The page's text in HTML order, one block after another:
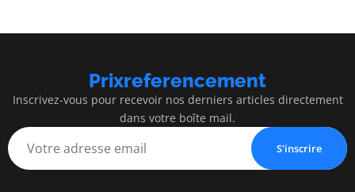
Prixreferencement
Inscrivez-vous pour recevoir nos derniers articles directement
dans votre boîte mail.
S'inscrire